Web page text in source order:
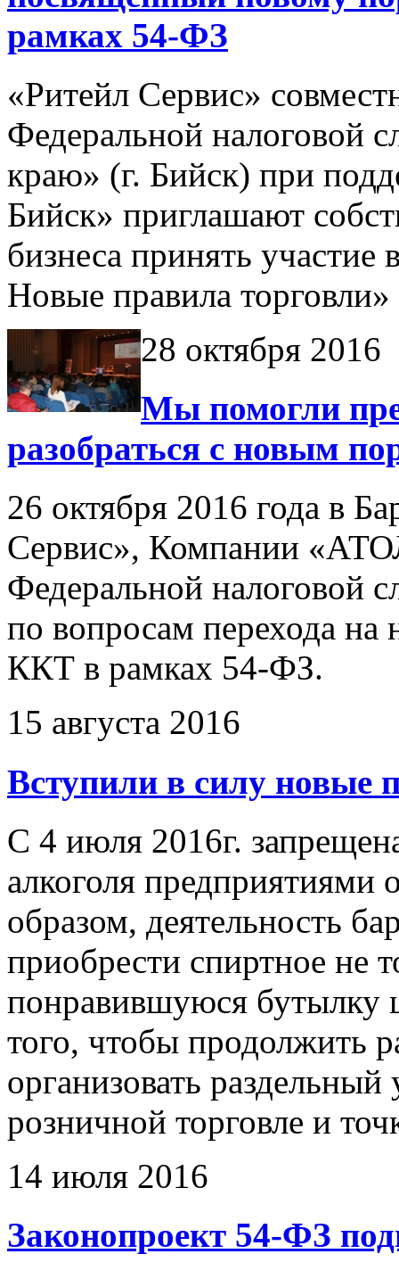
рамках 54-ФЗ
«Ритейл Сервис»
Федеральной
краю» (г. Бийск) при
Бийск» приглашают
бизнеса принять
Новые правила торговли»
28 октября 2016
Мы помогли
разобраться с новым
26 октября 2016 года в
Сервис», Компании
Федеральной налоговой
по вопросам перехода
ККТ в рамках 54-ФЗ.
15 августа 2016
Вступили в силу новые
С 4 июля 2016г.
алкоголя предприятиями
образом, деятельность
приобрести спиртное не
понравившуюся бутылку
того, чтобы продолжить
организовать раздельный
розничной торговле и
14 июля 2016
Законопроект 54-ФЗ